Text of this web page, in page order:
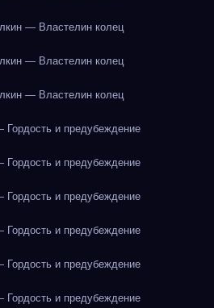
— Властелин колец
— Властелин колец
— Властелин колец
и предубеждение
и предубеждение
и предубеждение
и предубеждение
и предубеждение
и предубеждение